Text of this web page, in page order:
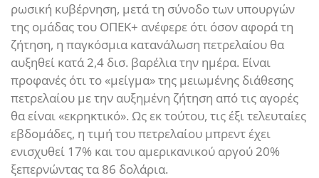
ρωσική κυβέρνηση, μετά τη σύνοδο των υπουργών
της ομάδας του ΟΠΕΚ+ ανέφερε ότι όσον αφορά τη
ζήτηση, η παγκόσμια κατανάλωση πετρελαίου θα
αυξηθεί κατά 2,4 δισ. βαρέλια την ημέρα. Είναι
προφανές ότι το «μείγμα» της μειωμένης διάθεσης
πετρελαίου με την αυξημένη ζήτηση από τις αγορές
θα είναι «εκρηκτικό». Ως εκ τούτου, τις έξι τελευταίες
εβδομάδες, η τιμή του πετρελαίου μπρεντ έχει
ενισχυθεί 17% και του αμερικανικού αργού 20%
ξεπερνώντας τα 86 δολάρια.